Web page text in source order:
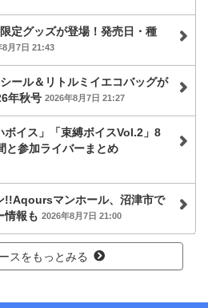
定グッズが登場！発売日・種
8月7日 21:43
ール＆リトルミイエコバッグが
年秋号 2026年8月7日 21:27
ボイス」「束縛ボイスVol.2」8
と参加ライバーまとめ
!!Aqoursマンホール、沼津市で
情報も 2026年8月7日 21:00
スをもっとみる